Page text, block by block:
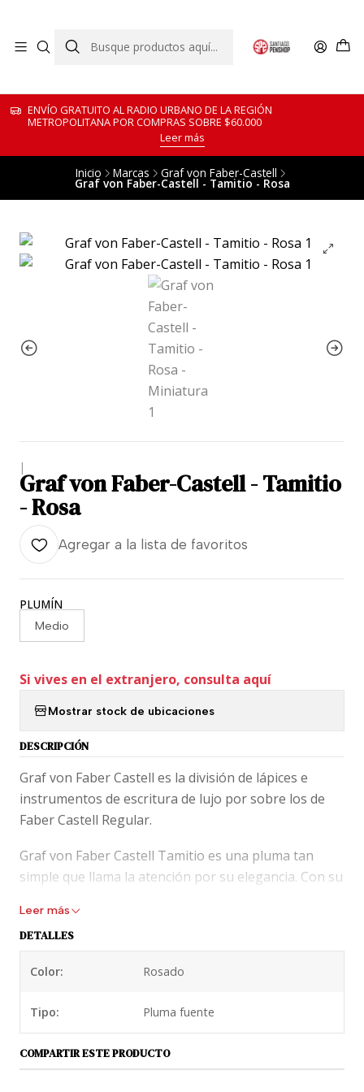
ENVÍO GRATUITO AL RADIO URBANO DE LA REGIÓN
METROPOLITANA POR COMPRAS SOBRE $60.000
Leer más
Inicio Marcas Graf von Faber-Castell
Graf von Faber-Castell - Tamitio - Rosa
|
Graf von Faber-Castell - Tamitio
- Rosa
Agregar a la lista de favoritos
PLUMÍN
Medio
Si vives en el extranjero, consulta aquí
Mostrar stock de ubicaciones
DESCRIPCIÓN
Graf von Faber Castell es la división de lápices e
instrumentos de escritura de lujo por sobre los de
Faber Castell Regular.
Graf von Faber Castell Tamitio es una pluma tan
simple que llama la atención por su elegancia. Con su
que es lacado para encontrar el tono que llega a tus
manos. La linea GVFC tamitio llega a Chile en 3
en caja de lujo.
Graf von Faber Castell
Tamitio
Leer más
DETALLES
Color: Rosado
Tipo: Pluma fuente
COMPARTIR ESTE PRODUCTO